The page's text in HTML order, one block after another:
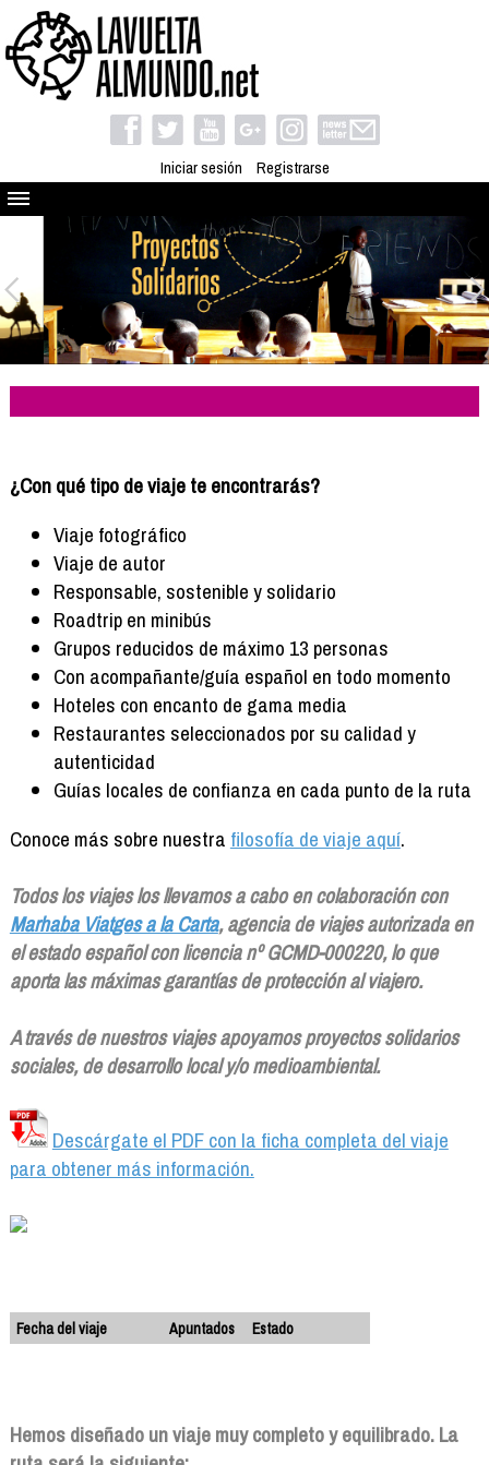
Iniciar sesión Registrarse
Quienes somos
El proyecto
Blog
Viaja con nosotros
Camino solidario
Formación
Info viajeros
Contactar
¿Con qué tipo de viaje te encontrarás?
Viaje fotográfico
Viaje de autor
Responsable, sostenible y solidario
Roadtrip en minibús
Grupos reducidos de máximo 13 personas
Con acompañante/guía español en todo momento
Hoteles con encanto de gama media
Restaurantes seleccionados por su calidad y
autenticidad
Guías locales de confianza en cada punto de la ruta
Conoce más sobre nuestra filosofía de viaje aquí.
Todos los viajes los llevamos a cabo en colaboración con
Marhaba Viatges a la Carta, agencia de viajes autorizada en
el estado español con licencia nº GCMD-000220, lo que
aporta las máximas garantías de protección al viajero.
A través de nuestros viajes apoyamos proyectos solidarios
sociales, de desarrollo local y/o medioambiental.
Descárgate el PDF con la ficha completa del viaje
para obtener más información.
Fecha del viaje Apuntados Estado
Hemos diseñado un viaje muy completo y equilibrado. La